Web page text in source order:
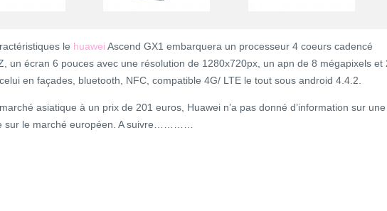
le huawei Ascend GX1 embarquera un processeur 4 coeurs cadencé
un écran 6 pouces avec une résolution de 1280x720px, un apn de 8 mégapixels et
en façades, bluetooth, NFC, compatible 4G/ LTE le tout sous android 4.4.2.
asiatique à un prix de 201 euros, Huawei n’a pas donné d’information sur une
sur le marché européen. A suivre…………